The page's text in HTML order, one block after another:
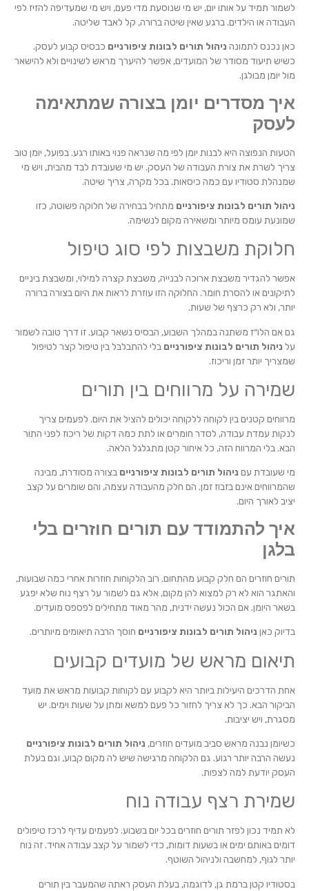
לשמור תמיד על אותו יום, יש מי שנוסעת מדי פעם, ויש מי שמעדיפה להזיז לפי
העבודה או הילדים. ברגע שאין שיטה ברורה, קל לאבד שליטה.
כאן נכנס לתמונה ניהול תורים לבונות ציפורניים כבסיס קבוע לעסק.
כשיש תיעוד מסודר של המועדים, אפשר להיערך מראש לשינויים ולא להישאר
מול יומן מבולגן.
איך מסדרים יומן בצורה שמתאימה
לעסק
הטעות הנפוצה היא לבנות יומן לפי מה שנראה פנוי באותו רגע. בפועל, יומן טוב
צריך לשרת את צורת העבודה של העסק. יש מי שעובדת לבד מהבית, ויש מי
שמנהלת סטודיו עם כמה כיסאות. בכל מקרה, צריך שיטה.
ניהול תורים לבונות ציפורניים מתחיל בבחירה של חלוקה פשוטה, כזו
שמונעת עומס מיותר ומשאירה מקום לנשימה.
חלוקת משבצות לפי סוג טיפול
אפשר להגדיר משבצת ארוכה לבנייה, משבצת קצרה למילוי, ומשבצת ביניים
לתיקונים או להסרת חומר. החלוקה הזו עוזרת לראות את היום בצורה ברורה
יותר, ולא רק כרצף של שעות.
גם אם הלו״ז משתנה במהלך השבוע, הבסיס נשאר קבוע. זו דרך טובה לשמור
על ניהול תורים לבונות ציפורניים בלי להתבלבל בין טיפול קצר לטיפול
שמצריך יותר זמן וריכוז.
שמירה על מרווחים בין תורים
מרווחים קטנים בין לקוחה ללקוחה יכולים להציל את היום. לפעמים צריך
לנקות עמדת עבודה, לסדר חומרים או לתת כמה דקות של ריכוז לפני התור
הבא. בלי המרווח הזה, כל איחור קטן מתגלגל הלאה.
מי שעובדת עם ניהול תורים לבונות ציפורניים בצורה מסודרת, מבינה
שהמרווחים אינם בזבוז זמן. הם חלק מהעבודה עצמה, והם שומרים על קצב
יציב לאורך היום.
איך להתמודד עם תורים חוזרים בלי
בלגן
תורים חוזרים הם חלק קבוע מהתחום. רוב הלקוחות חוזרות אחרי כמה שבועות,
והאתגר הוא לא רק למצוא להן מקום, אלא גם לשמור על רצף נוח שלא יפגע
בשאר היומן. אם הכול נעשה ידנית, מהר מאוד מתחילים לפספס מועדים.
בדיוק כאן ניהול תורים לבונות ציפורניים חוסך הרבה תיאומים מיותרים.
תיאום מראש של מועדים קבועים
אחת הדרכים היעילות ביותר היא לקבוע עם לקוחות קבועות מראש את מועד
הביקור הבא. כך לא צריך לחזור כל פעם למשא ומתן על שעות וימים. יש
מסגרת, ויש יציבות.
כשיומן נבנה מראש סביב מועדים חוזרים, ניהול תורים לבונות ציפורניים
נעשה הרבה יותר רגוע. גם הלקוחה מרגישה שיש לה מקום קבוע, וגם בעלת
העסק יודעת למה לצפות.
שמירת רצף עבודה נוח
לא תמיד נכון לפזר תורים חוזרים בכל יום בשבוע. לפעמים עדיף לרכז טיפולים
דומים באותם ימים או בשעות דומות, כדי לשמור על קצב עבודה אחיד. זה נוח
יותר לגוף, למחשבה ולניהול השוטף.
בסטודיו קטן ברמת גן, לדוגמה, בעלת העסק ראתה שהמעבר בין תורים